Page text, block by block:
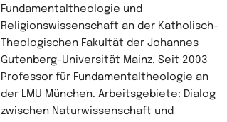
Fundamentaltheologie und
Religionswissenschaft an der Katholisch-
Theologischen Fakultät der Johannes
Gutenberg-Universität Mainz. Seit 2003
Professor für Fundamentaltheologie an
der LMU München. Arbeitsgebiete: Dialog
zwischen Naturwissenschaft und